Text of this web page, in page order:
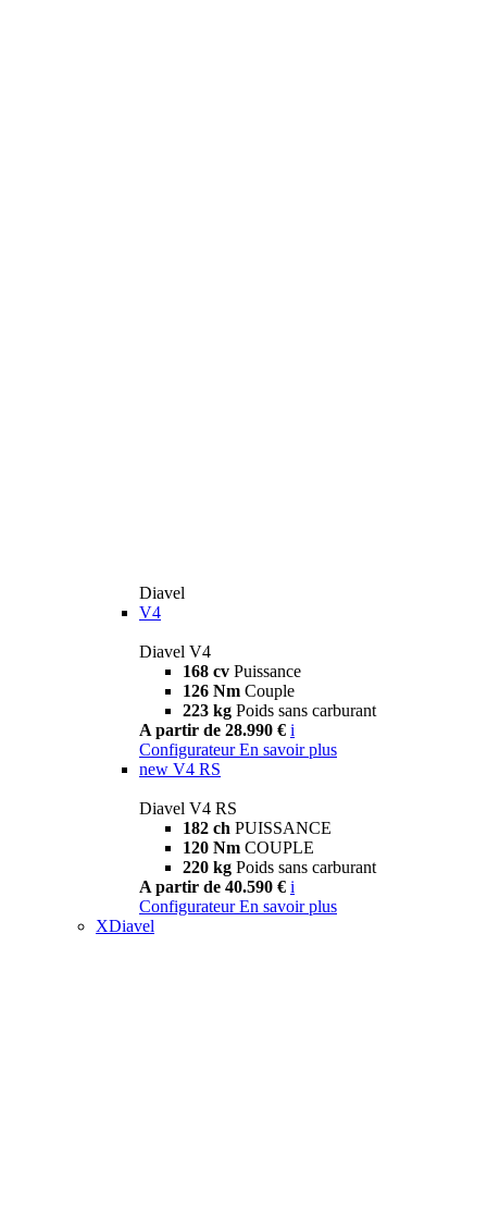
Diavel
V4
Diavel V4
168 cv Puissance
126 Nm Couple
223 kg Poids sans carburant
A partir de 28.990 € i
Configurateur En savoir plus
new V4 RS
Diavel V4 RS
182 ch PUISSANCE
120 Nm COUPLE
220 kg Poids sans carburant
A partir de 40.590 € i
Configurateur En savoir plus
XDiavel